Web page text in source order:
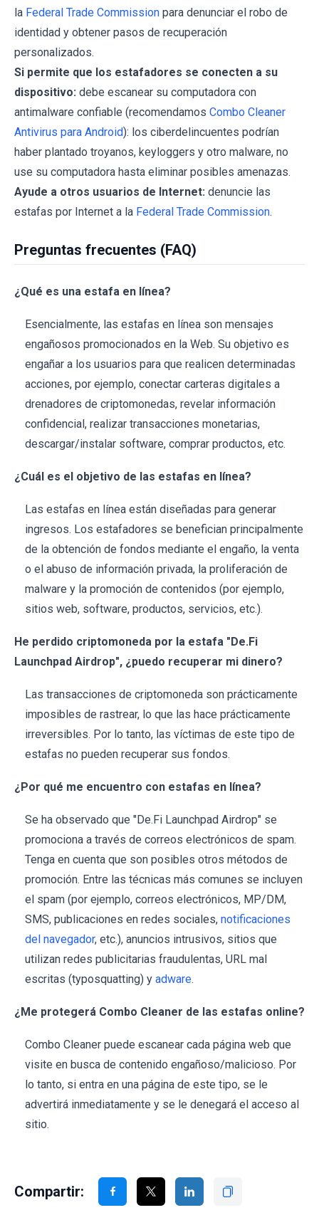
la Federal Trade Commission para denunciar el robo de
identidad y obtener pasos de recuperación
personalizados.
Si permite que los estafadores se conecten a su
dispositivo: debe escanear su computadora con
antimalware confiable (recomendamos Combo Cleaner
Antivirus para Android): los ciberdelincuentes podrían
haber plantado troyanos, keyloggers y otro malware, no
use su computadora hasta eliminar posibles amenazas.
Ayude a otros usuarios de Internet: denuncie las
estafas por Internet a la Federal Trade Commission.
Preguntas frecuentes (FAQ)
¿Qué es una estafa en línea?
Esencialmente, las estafas en línea son mensajes
engañosos promocionados en la Web. Su objetivo es
engañar a los usuarios para que realicen determinadas
acciones, por ejemplo, conectar carteras digitales a
drenadores de criptomonedas, revelar información
confidencial, realizar transacciones monetarias,
descargar/instalar software, comprar productos, etc.
¿Cuál es el objetivo de las estafas en línea?
Las estafas en línea están diseñadas para generar
ingresos. Los estafadores se benefician principalmente
de la obtención de fondos mediante el engaño, la venta
o el abuso de información privada, la proliferación de
malware y la promoción de contenidos (por ejemplo,
sitios web, software, productos, servicios, etc.).
He perdido criptomoneda por la estafa "De.Fi
Launchpad Airdrop", ¿puedo recuperar mi dinero?
Las transacciones de criptomoneda son prácticamente
imposibles de rastrear, lo que las hace prácticamente
irreversibles. Por lo tanto, las víctimas de este tipo de
estafas no pueden recuperar sus fondos.
¿Por qué me encuentro con estafas en línea?
Se ha observado que "De.Fi Launchpad Airdrop" se
promociona a través de correos electrónicos de spam.
Tenga en cuenta que son posibles otros métodos de
promoción. Entre las técnicas más comunes se incluyen
el spam (por ejemplo, correos electrónicos, MP/DM,
SMS, publicaciones en redes sociales, notificaciones
del navegador, etc.), anuncios intrusivos, sitios que
utilizan redes publicitarias fraudulentas, URL mal
escritas (typosquatting) y adware.
¿Me protegerá Combo Cleaner de las estafas online?
Combo Cleaner puede escanear cada página web que
visite en busca de contenido engañoso/malicioso. Por
lo tanto, si entra en una página de este tipo, se le
advertirá inmediatamente y se le denegará el acceso al
sitio.
Compartir: